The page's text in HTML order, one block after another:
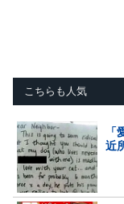
こちらも人気
近